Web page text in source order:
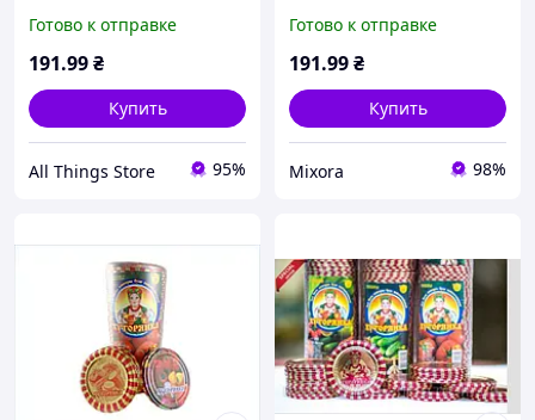
(лак/лак) ТМ АВЕСТА
Готово к отправке
191.99₴
Купить
All Things Store 95%
(лак/лак) ТМ АВЕСТА
Готово к отправке
191.99₴
Купить
Mixora 98%